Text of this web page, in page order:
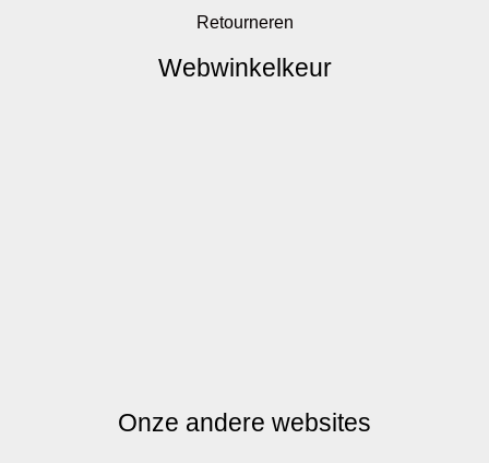
Retourneren
Webwinkelkeur
Onze andere websites